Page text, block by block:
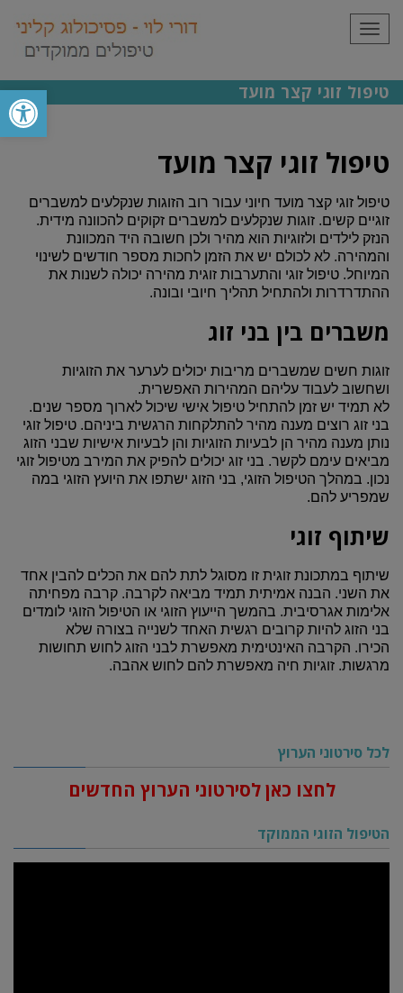
פתח
תפריט
טיפול זוגי קצר מועד
טיפול זוגי קצר מועד
טיפול זוגי קצר מועד חיוני עבור רוב הזוגות שנקלעים למשברים
זוגיים קשים. זוגות שנקלעים למשברים זקוקים להכוונה מידית.
הנזק לילדים ולזוגיות הוא מהיר ולכן חשובה היד המכוונת
והמהירה. לא לכולם יש את הזמן לחכות מספר חודשים לשינוי
המיוחל. טיפול זוגי והתערבות זוגית מהירה יכולה לשנות את
ההתדרדרות ולהתחיל תהליך חיובי ובונה.
משברים בין בני זוג
זוגות חשים שמשברים מריבות יכולים לערער את הזוגיות
ושחשוב לעבוד עליהם המהירות האפשרית.
לא תמיד יש זמן להתחיל טיפול אישי שיכול לארוך מספר שנים.
בני זוג רוצים מענה מהיר להתלקחות הרגשית ביניהם. טיפול זוגי
נותן מענה מהיר הן לבעיות הזוגיות והן לבעיות אישיות שבני הזוג
מביאים עימם לקשר. בני זוג יכולים להפיק את המירב מטיפול זוגי
נכון. במהלך הטיפול הזוגי, בני הזוג ישתפו את היועץ הזוגי במה
שמפריע להם.
שיתוף זוגי
שיתוף במתכונת זוגית זו מסוגל לתת להם את הכלים להבין אחד
את השני. הבנה אמיתית תמיד מביאה לקרבה. קרבה מפחיתה
אלימות אגרסיבית. בהמשך הייעוץ הזוגי או הטיפול הזוגי לומדים
בני הזוג להיות קרובים רגשית האחד לשנייה בצורה שלא
הכירו. הקרבה האינטימית מאפשרת לבני הזוג לחוש תחושות
מרגשות. זוגיות חיה מאפשרת להם לחוש אהבה.
לכל סירטוני הערוץ
לחצו כאן לסירטוני הערוץ החדשים
הטיפול הזוגי הממוקד